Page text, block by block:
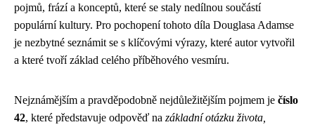
pojmů, frází a konceptů, které se staly nedílnou součástí
populární kultury. Pro pochopení tohoto díla Douglasa Adamse
je nezbytné seznámit se s klíčovými výrazy, které autor vytvořil
a které tvoří základ celého příběhového vesmíru.
Nejznámějším a pravděpodobně nejdůležitějším pojmem je číslo
42, které představuje odpověď na základní otázku života,